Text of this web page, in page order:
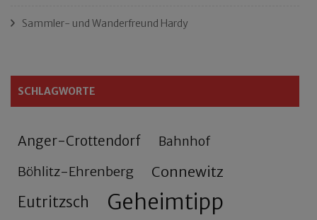
Sammler- und Wanderfreund Hardy
SCHLAGWORTE
Anger-Crottendorf Bahnhof
Böhlitz-Ehrenberg Connewitz
Eutritzsch Geheimtipp